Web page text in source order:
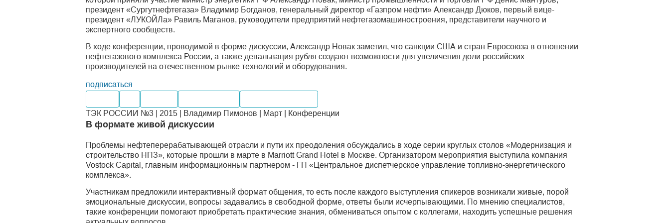
президент «Сургутнефтегаза» Владимир Богданов, генеральный директор «Газпром нефти» Александр Дюков, первый вице-
президент «ЛУКОЙЛа» Равиль Маганов, руководители предприятий нефтегазомашиностроения, представители научного и
экспертного сообществ.
В ходе конференции, проводимой в форме дискуссии, Александр Новак заметил, что санкции США и стран Евросоюза в отношении
нефтегазового комплекса России, а также девальвация рубля создают возможности для увеличения доли российских
производителей на отечественном рынке технологий и оборудования.
подписаться
ТЭК РОССИИ №3 | 2015 | Владимир Пимонов | Март | Конференции
В формате живой дискуссии
Проблемы нефтеперерабатывающей отрасли и пути их преодоления обсуждались в ходе серии круглых столов «Модернизация и
строительство НПЗ», которые прошли в марте в Marriott Grand Hotel в Москве. Организатором мероприятия выступила компания
Vostock Capital, главным информационным партнером - ГП «Центральное диспетчерское управление топливно-энергетического
комплекса».
Участникам предложили интерактивный формат общения, то есть после каждого выступления спикеров возникали живые, порой
эмоциональные дискуссии, вопросы задавались в свободной форме, ответы были исчерпывающими. По мнению специалистов,
такие конференции помогают приобретать практические знания, обмениваться опытом с коллегами, находить успешные решения